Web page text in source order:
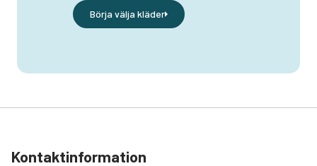
Börja välja kläder
Kontaktinformation